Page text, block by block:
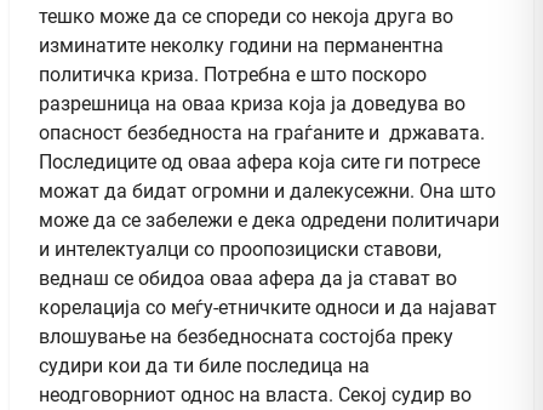
тешко може да се спореди со некоја друга во
изминатите неколку години на перманентна
политичка криза. Потребна е што поскоро
разрешница на оваа криза која ја доведува во
опасност безбедноста на граѓаните и државата.
Последиците од оваа афера која сите ги потресе
можат да бидат огромни и далекусежни. Она што
може да се забележи е дека одредени политичари
и интелектуалци со проопозициски ставови,
веднаш се обидоа оваа афера да ја стават во
корелација со меѓу-етничките односи и да најават
влошување на безбедносната состојба преку
судири кои да ти биле последица на
неодговорниот однос на власта. Секој судир во